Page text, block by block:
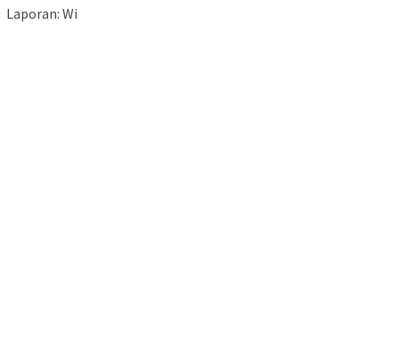
Laporan: Wi